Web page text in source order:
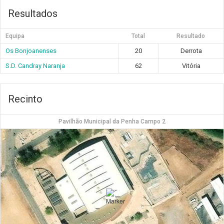
Resultados
Equipa Total Resultado
Os Bonjoanenses 20
Derrota
S.D. Candray Naranja
62 Vitória
Recinto
Pavilhão Municipal da Penha Campo 2